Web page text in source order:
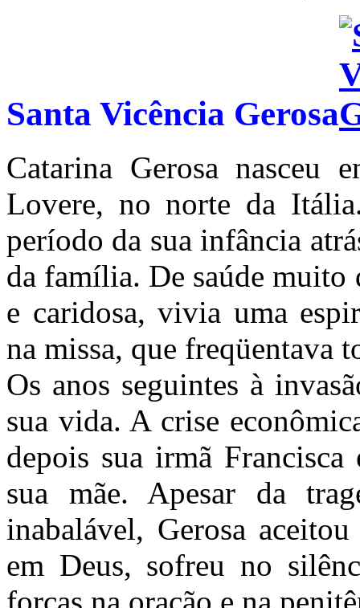
Santa Vicência Gerosa
Catarina Gerosa
Lovere, no norte da
período da sua infância
da família. De saúde muito
e caridosa, vivia uma
na missa, que freqüentava
Os anos seguintes à
sua vida. A crise
depois sua irmã
sua mãe. Apesar da
inabalável, Gerosa
em Deus, sofreu no